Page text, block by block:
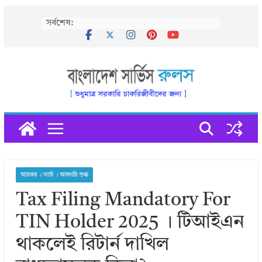
সর্বশেষ:
আয়কর । ভ্যাট । আবগারি শুল্ক
Tax Filing Mandatory For
TIN Holder 2025 । টিআইএন
থাকলেই রিটার্ন দাখিল